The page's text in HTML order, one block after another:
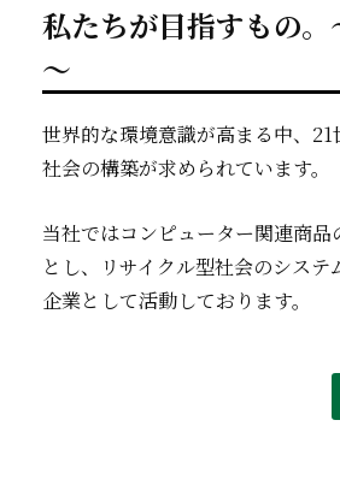
私たちが目指すもの
～
世界的な環境意識が高まる中、
社会の構築が求められています。
当社ではコンピューター関連商
とし、リサイクル型社会のシステ
企業として活動しております。